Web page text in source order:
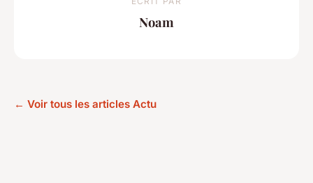
Noam
← Voir tous les articles Actu